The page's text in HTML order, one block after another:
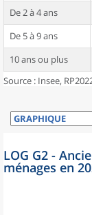
De 2 à 4 ans
De 5 à 9 ans
10 ans ou plus
Source : Insee,
LOG G2 -
ménages en